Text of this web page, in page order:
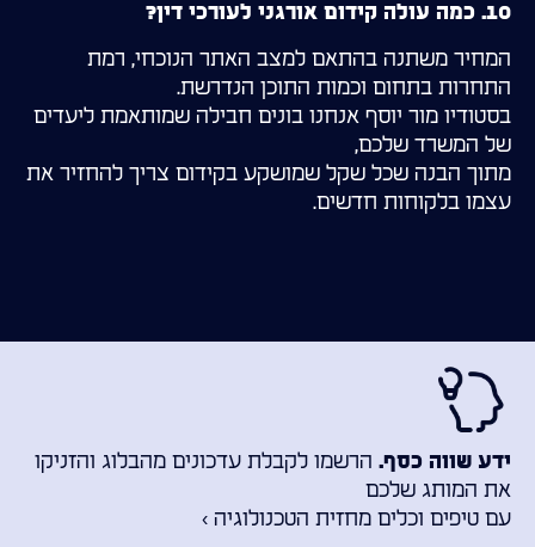
10. כמה עולה קידום אורגני לעורכי דין?
המחיר משתנה בהתאם למצב האתר הנוכחי, רמת
התחרות בתחום וכמות התוכן הנדרשת.
בסטודיו מור יוסף אנחנו בונים חבילה שמותאמת ליעדים
של המשרד שלכם,
מתוך הבנה שכל שקל שמושקע בקידום צריך להחזיר את
עצמו בלקוחות חדשים.
ידע שווה כסף. הרשמו לקבלת עדכונים מהבלוג והזניקו
את המותג שלכם
עם טיפים וכלים מחזית הטכנולוגיה ›